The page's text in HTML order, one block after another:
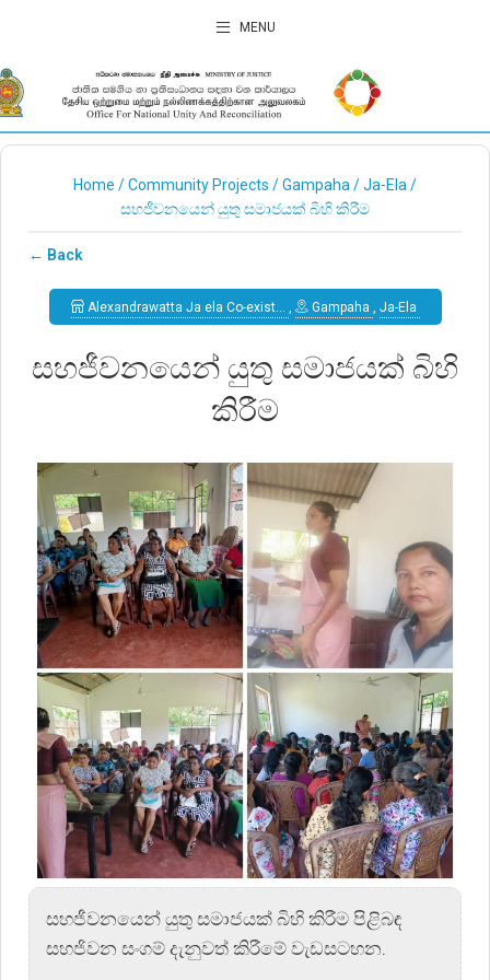
MENU
Home /Community Projects /Gampaha /Ja-Ela /
සහජීවනයෙන් යුතු සමාජයක් බිහි කිරීම
← Back
Alexandrawatta Ja ela Co-exist… , Gampaha , Ja-Ela
සහජීවනයෙන් යුතු සමාජයක් බිහි
කිරීම
සහජීවනයෙන් යුතු සමාජයක් බිහි කිරීම පිළිබඳ
සහජිවන සංගම් දැනුවත් කිරීමේ වැඩසටහන.